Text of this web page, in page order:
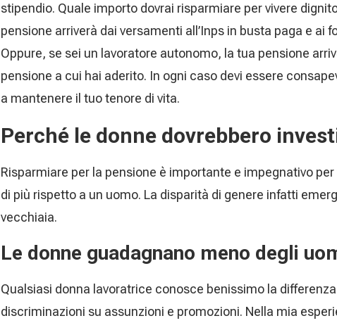
stipendio. Quale importo dovrai risparmiare per vivere
pensione arriverà dai versamenti all’Inps in busta paga e ai
Oppure, se sei un lavoratore autonomo, la tua pensione
pensione a cui hai aderito. In ogni caso devi essere
a mantenere il tuo tenore di vita.
Perché le donne dovrebbero
Risparmiare per la pensione è importante e impegnativo
di più rispetto a un uomo. La disparità di genere infatti
vecchiaia.
Le donne guadagnano meno degli
Qualsiasi donna lavoratrice conosce benissimo la
discriminazioni su assunzioni e promozioni. Nella mia